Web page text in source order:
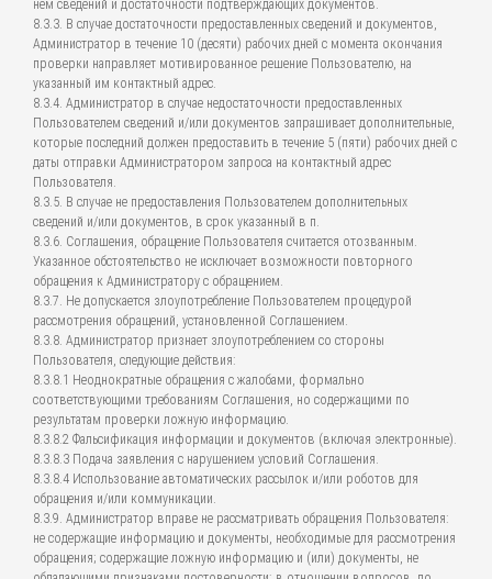
нем сведений и достаточности подтверждающих документов.
8.3.3. В случае достаточности предоставленных сведений и документов,
Администратор в течение 10 (десяти) рабочих дней с момента окончания
проверки направляет мотивированное решение Пользователю, на
указанный им контактный адрес.
8.3.4. Администратор в случае недостаточности предоставленных
Пользователем сведений и/или документов запрашивает дополнительные,
которые последний должен предоставить в течение 5 (пяти) рабочих дней с
даты отправки Администратором запроса на контактный адрес
Пользователя.
8.3.5. В случае не предоставления Пользователем дополнительных
сведений и/или документов, в срок указанный в п.
8.3.6. Соглашения, обращение Пользователя считается отозванным.
Указанное обстоятельство не исключает возможности повторного
обращения к Администратору с обращением.
8.3.7. Не допускается злоупотребление Пользователем процедурой
рассмотрения обращений, установленной Соглашением.
8.3.8. Администратор признает злоупотреблением со стороны
Пользователя, следующие действия:
8.3.8.1 Неоднократные обращения с жалобами, формально
соответствующими требованиям Соглашения, но содержащими по
результатам проверки ложную информацию.
8.3.8.2 Фальсификация информации и документов (включая электронные).
8.3.8.3 Подача заявления с нарушением условий Соглашения.
8.3.8.4 Использование автоматических рассылок и/или роботов для
обращения и/или коммуникации.
8.3.9. Администратор вправе не рассматривать обращения Пользователя:
не содержащие информацию и документы, необходимые для рассмотрения
обращения; содержащие ложную информацию и (или) документы, не